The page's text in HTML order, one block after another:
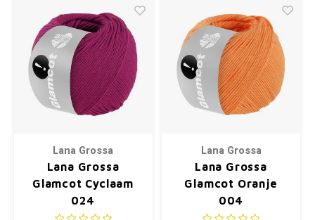
Lana Grossa
Lana Grossa
Glamcot Cyclaam
024
Lana Grossa
Lana Grossa
Glamcot Oranje
004